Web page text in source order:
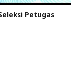
Petugas